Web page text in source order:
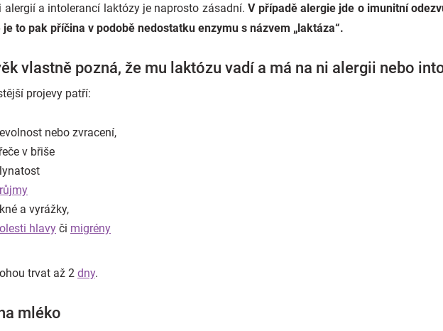
alergií a intolerancí laktózy je naprosto zásadní.V případě alergie jde o imunitní
to pak příčina v podobě nedostatku enzymu s názvem „laktáza“.
vlastně pozná, že mu laktózu vadí a má na ni alergii nebo
projevy patří:
nebo zvracení,
v břiše
a vyrážky,
hlavy či migrény
trvat až 2 dny.
mléko